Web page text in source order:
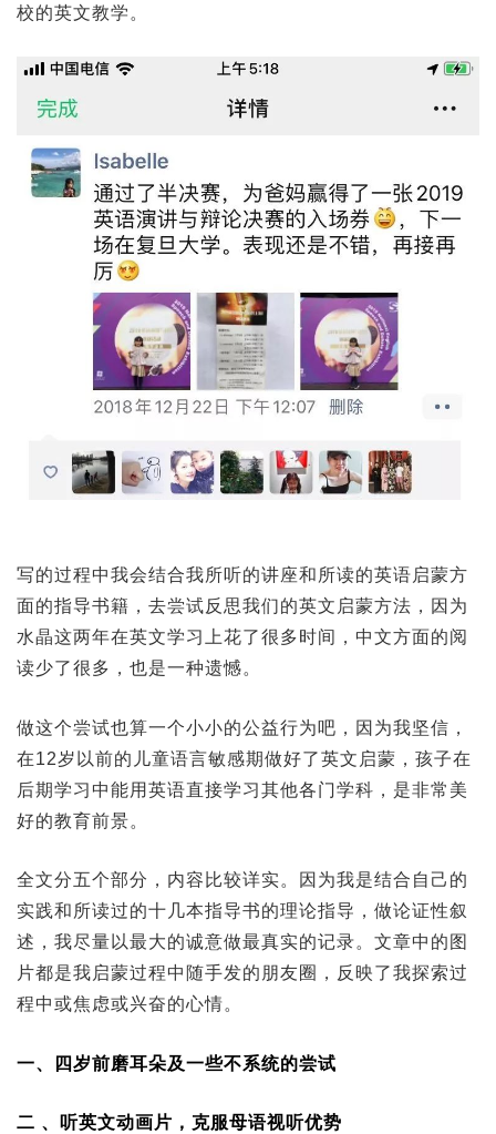
校的英文教学。
写的过程中我会结合我所听的讲座和所读的英语启蒙方
面的指导书籍，去尝试反思我们的英文启蒙方法，因为
水晶这两年在英文学习上花了很多时间，中文方面的阅
读少了很多，也是一种遗憾。
做这个尝试也算一个小小的公益行为吧，因为我坚信，
在12岁以前的儿童语言敏感期做好了英文启蒙，孩子在
后期学习中能用英语直接学习其他各门学科，是非常美
好的教育前景。
全文分五个部分，内容比较详实。因为我是结合自己的
实践和所读过的十几本指导书的理论指导，做论证性叙
述，我尽量以最大的诚意做最真实的记录。文章中的图
片都是我启蒙过程中随手发的朋友圈，反映了我探索过
程中或焦虑或兴奋的心情。
一、四岁前磨耳朵及一些不系统的尝试
二 、听英文动画片，克服母语视听优势